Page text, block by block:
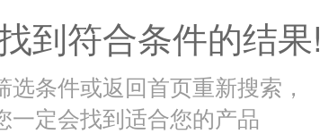
到符合条件的结果!
选条件或返回首页重新搜索，
一定会找到适合您的产品